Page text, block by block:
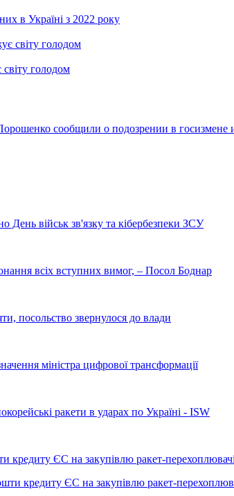
в Україні з 2022 року
голодом
сообщили о подозрении в госизмене
День військ зв'язку та кібербезпеки ЗСУ
всіх вступних вимог, – Посол Боднар
посольство звернулося до влади
міністра цифрової трансформації
ракети в ударах по Україні - ISW
кредиту ЄС на закупівлю ракет-